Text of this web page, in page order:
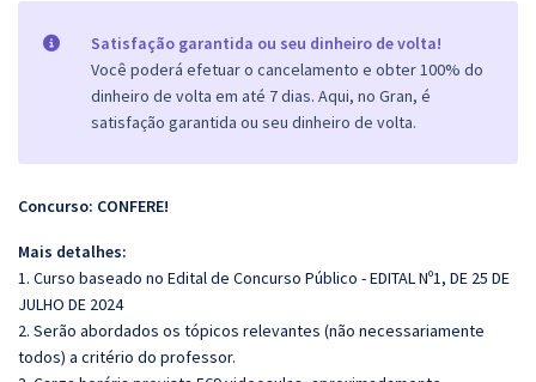
Satisfação garantida ou seu dinheiro de volta!
Você poderá efetuar o cancelamento e obter 100% do
dinheiro de volta em até 7 dias. Aqui, no Gran, é
satisfação garantida ou seu dinheiro de volta.
Concurso: CONFERE!
Mais detalhes:
1. Curso baseado no Edital de Concurso Público -EDITAL Nº1, DE 25 DE
JULHO DE 2024
2. Serão abordados os tópicos relevantes (não necessariamente
todos) a critério do professor.